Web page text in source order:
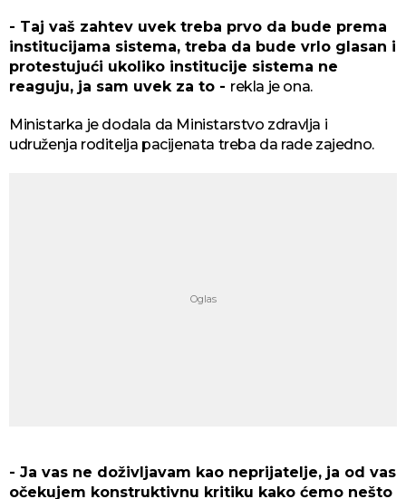
- Taj vaš zahtev uvek treba prvo da bude prema
institucijama sistema, treba da bude vrlo glasan i
protestujući ukoliko institucije sistema ne
reaguju, ja sam uvek za to - rekla je ona.
Ministarka je dodala da Ministarstvo zdravlja i
udruženja roditelja pacijenata treba da rade zajedno.
- Ja vas ne doživljavam kao neprijatelje, ja od vas
očekujem konstruktivnu kritiku kako ćemo nešto